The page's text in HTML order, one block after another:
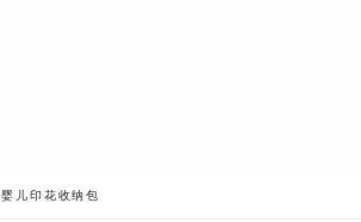
BREADCRUMB.ADA.LABEL.CURRENT
婴儿印花收纳包